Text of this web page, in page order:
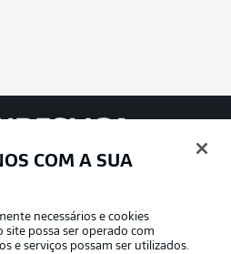
it’s meant to be
DA BUNDESLIGA
COM A SUA
necessários e cookies
site possa ser operado com
e serviços possam ser utilizados.